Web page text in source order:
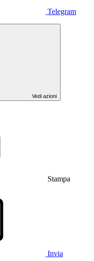
Telegram
Vedi azioni
Stampa
Invia